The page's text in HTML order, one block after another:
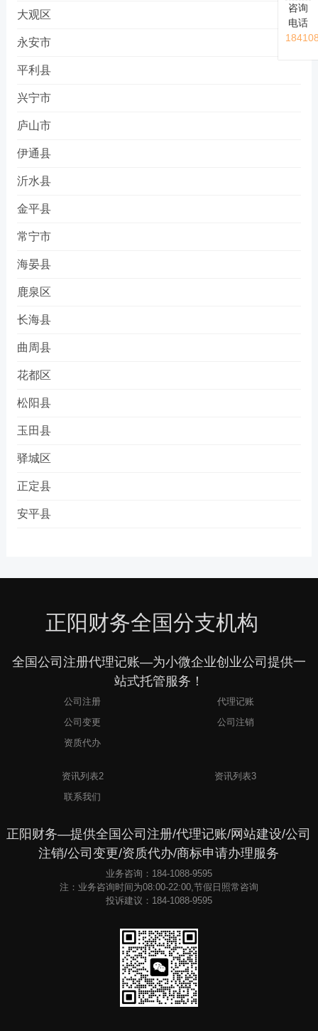
大观区
永安市
平利县
兴宁市
庐山市
伊通县
沂水县
金平县
常宁市
海晏县
鹿泉区
长海县
曲周县
花都区
松阳县
玉田县
驿城区
正定县
安平县
咨询
电话
正阳财务全国分支机构
全国公司注册代理记账—为小微企业创业公司提供一
站式托管服务！
公司注册
代理记账
公司变更
公司注销
资质代办
资讯列表2
资讯列表3
联系我们
正阳财务—提供全国公司注册/代理记账/网站建设/公司
注销/公司变更/资质代办/商标申请办理服务
业务咨询：184-1088-9595
注：业务咨询时间为08:00-22:00,节假日照常咨询
投诉建议：184-1088-9595